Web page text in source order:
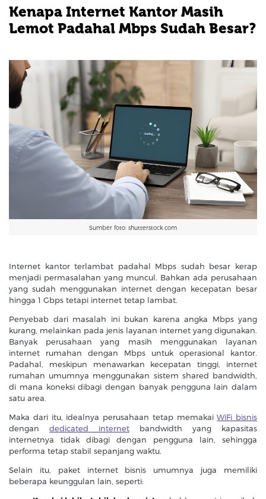
Kenapa Internet Kantor Masih
Lemot Padahal Mbps Sudah Besar?
Sumber foto: shutterstock.com
Internet kantor terlambat padahal Mbps sudah besar kerap
menjadi permasalahan yang muncul. Bahkan ada perusahaan
yang sudah menggunakan internet dengan kecepatan besar
hingga 1 Gbps tetapi internet tetap lambat.
Penyebab dari masalah ini bukan karena angka Mbps yang
kurang, melainkan pada jenis layanan internet yang digunakan.
Banyak perusahaan yang masih menggunakan layanan
internet rumahan dengan Mbps untuk operasional kantor.
Padahal, meskipun menawarkan kecepatan tinggi, internet
rumahan umumnya menggunakan sistem shared bandwidth,
di mana koneksi dibagi dengan banyak pengguna lain dalam
satu area.
Maka dari itu, idealnya perusahaan tetap memakaiWiFi bisnis
dengan dedicated internet bandwidth yang kapasitas
internetnya tidak dibagi dengan pengguna lain, sehingga
performa tetap stabil sepanjang waktu.
Selain itu, paket internet bisnis umumnya juga memiliki
beberapa keunggulan lain, seperti: